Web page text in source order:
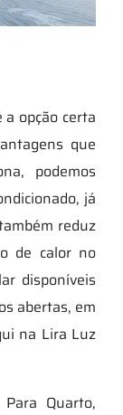
a opção certa
que
podemos
já
reduz
de calor no
disponíveis
abertas, em
na Lira Luz
Quarto,